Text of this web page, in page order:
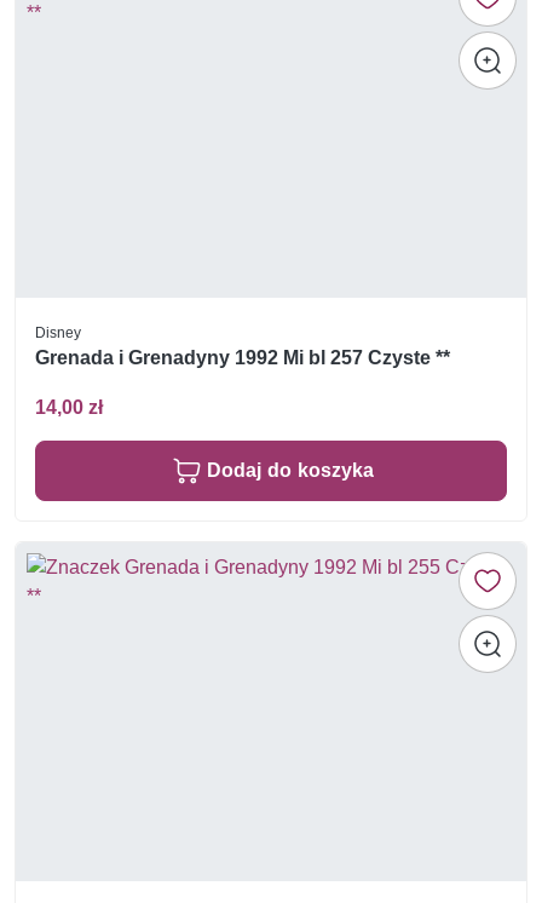
Disney
Grenada i Grenadyny 1992 Mi bl 257 Czyste **
14,00 zł
Dodaj do koszyka